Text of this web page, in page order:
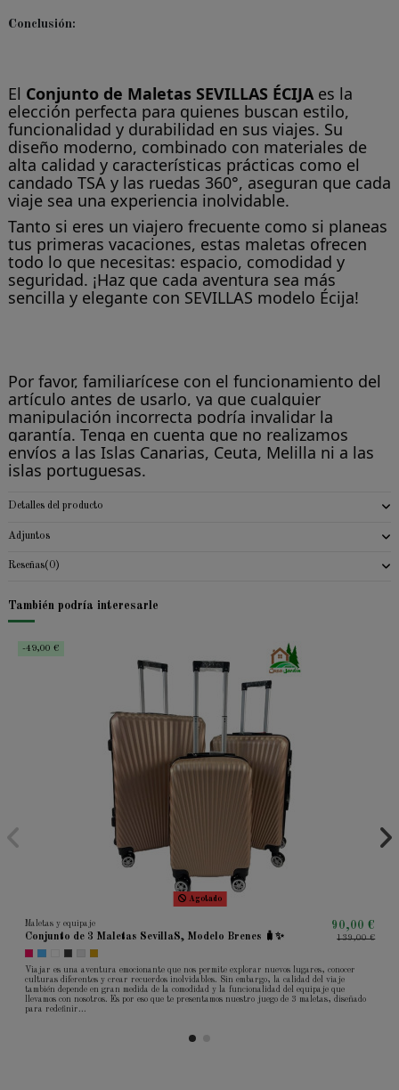
Conclusión:
El Conjunto de Maletas SEVILLAS ÉCIJA es la
elección perfecta para quienes buscan estilo,
funcionalidad y durabilidad en sus viajes. Su
diseño moderno, combinado con materiales de
alta calidad y características prácticas como el
candado TSA y las ruedas 360°, aseguran que cada
viaje sea una experiencia inolvidable.
Tanto si eres un viajero frecuente como si planeas
tus primeras vacaciones, estas maletas ofrecen
todo lo que necesitas: espacio, comodidad y
seguridad. ¡Haz que cada aventura sea más
sencilla y elegante con SEVILLAS modelo Écija!
Por favor, familiarícese con el funcionamiento del
artículo antes de usarlo, ya que cualquier
manipulación incorrecta podría invalidar la
garantía. Tenga en cuenta que no realizamos
envíos a las Islas Canarias, Ceuta, Melilla ni a las
islas portuguesas.
Detalles del producto
Adjuntos
Reseñas(0)
También podría interesarle
-49,00 €
Agotado
Maletas y equipaje
Conjunto de 3 Maletas SevillaS, Modelo Brenes 🧳✨
90,00 €
139,00 €
Viajar es una aventura emocionante que nos permite explorar nuevos lugares, conocer
culturas diferentes y crear recuerdos inolvidables. Sin embargo, la calidad del viaje
también depende en gran medida de la comodidad y la funcionalidad del equipaje que
llevamos con nosotros. Es por eso que te presentamos nuestro juego de 3 maletas, diseñado
para redefinir...